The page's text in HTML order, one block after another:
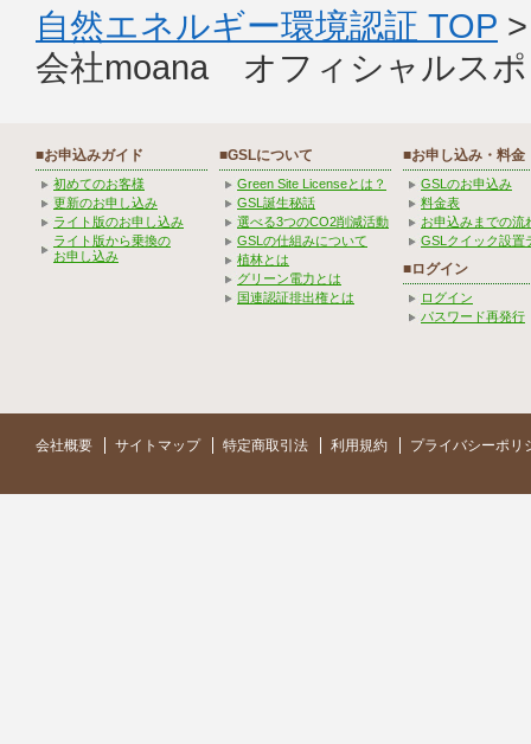
自然エネルギー環境認証 TOP
会社moana オフィシャルス
■お申込みガイド
初めてのお客様
更新のお申し込み
ライト版のお申し込み
ライト版から乗換の
お申し込み
■GSLについて
Green Site Licenseとは？
GSL誕生秘話
選べる3つのCO2削減活動
GSLの仕組みについて
植林とは
グリーン電力とは
国連認証排出権とは
■お申し込み・料金
GSLのお申込み
料金表
お申込みまでの流
GSLクイック設置
■ログイン
ログイン
パスワード再発行
会社概要 サイトマップ 特定商取引法 利用規約 プライバシーポリ